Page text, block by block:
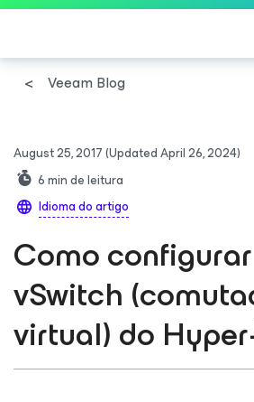
Veeam Blog
August 25, 2017(Updated April 26, 2024)
6min de leitura
Idioma do artigo
Como
vSwitch
virtual) do